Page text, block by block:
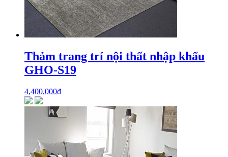
Thảm trang trí nội thất nhập khẩu
GHO-S19
4,400,000₫